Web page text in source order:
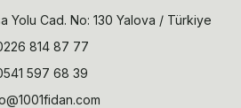
Yolu Cad. No: 130 Yalova / Türkiye
814 87 77
597 68 39